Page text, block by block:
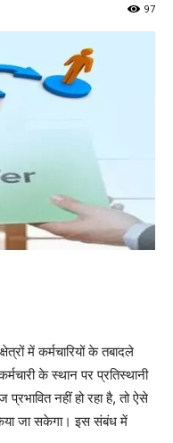
97
में कर्मचारियों के तबादले
के स्थान पर प्रतिस्थानी
नहीं हो रहा है, तो ऐसे
जा सकेगा। इस संबंध में